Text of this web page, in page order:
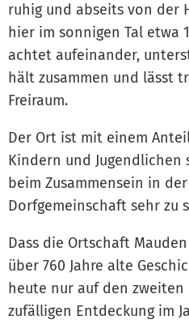
ruhig und abseits von der
hier im sonnigen Tal etwa
achtet aufeinander,
hält zusammen und lässt
Freiraum.
Der Ort ist mit einem
Kindern und Jugendlichen
beim Zusammensein in
Dorfgemeinschaft sehr zu
Dass die Ortschaft
über 760 Jahre alte
heute nur auf den
zufälligen Entdeckung im